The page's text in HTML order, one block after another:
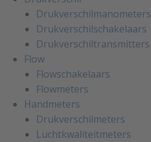
Drukverschilmanometers
Drukverschilschakelaars
Drukverschiltransmitters
Flow
Flowschakelaars
Flowmeters
Handmeters
Drukverschilmeters
Luchtkwaliteitmeters